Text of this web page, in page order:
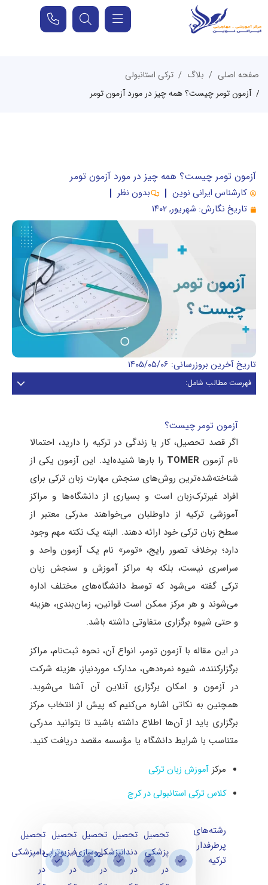
صفحه اصلی بلاگ
ترکی استانبولی
آزمون تومر چیست؟ همه چیز در مورد آزمون تومر
آزمون تومر چیست؟ همه چیز در مورد آزمون تومر
کارشناس ایرانی نوین
بدون نظر
تاریخ نگارش: شهریور, ۱۴۰۲
تاریخ آخرین بروزرسانی: ۱۴۰۵/۰۵/۰۶
فهرست مطالب شامل:
آزمون تومر چیست؟
اگر قصد تحصیل، کار یا زندگی در ترکیه را دارید، احتمالا
نام آزمون TOMER را بارها شنیده‌اید. این آزمون یکی از
شناخته‌شده‌ترین روش‌های سنجش مهارت زبان ترکی برای
افراد غیرترک‌زبان است و بسیاری از دانشگاه‌ها و مراکز
آموزشی ترکیه از داوطلبان می‌خواهند مدرکی معتبر از
سطح زبان ترکی خود ارائه دهند. البته یک نکته مهم وجود
دارد؛ برخلاف تصور رایج، «تومر» نام یک آزمون واحد و
سراسری نیست، بلکه به مراکز آموزش و سنجش زبان
ترکی گفته می‌شود که توسط دانشگاه‌های مختلف اداره
می‌شوند و هر مرکز ممکن است قوانین، زمان‌بندی، هزینه
و حتی شیوه برگزاری متفاوتی داشته باشد.
در این مقاله با آزمون تومر، انواع آن، نحوه ثبت‌نام، مراکز
برگزارکننده، شیوه نمره‌دهی، مدارک موردنیاز، هزینه شرکت
در آزمون و امکان برگزاری آنلاین آن آشنا می‌شوید.
همچنین به نکاتی اشاره می‌کنیم که پیش از انتخاب مرکز
برگزاری باید از آن‌ها اطلاع داشته باشید تا بتوانید مدرکی
متناسب با شرایط دانشگاه یا مؤسسه مقصد دریافت کنید.
مرکز آموزش زبان ترکی
کلاس ترکی استانبولی در کرج
رشته‌های
پرطرفدار
ترکیه
تحصیل
پزشکی
در
تحصیل
دندانپزشکی
در
تحصیل
داروسازی
در
تحصیل
فیزیوتراپی
در
تحصیل
دامپزشکی
در